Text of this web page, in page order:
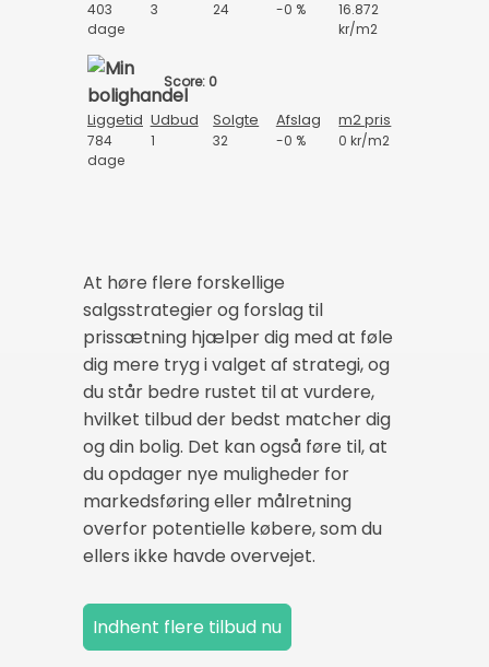
403
dage
3 24 -0 %
16.872
kr/m2
Score: 0
Liggetid Udbud Solgte Afslag m2 pris
784
dage
1 32 -0 % 0 kr/m2
At høre flere forskellige
salgsstrategier og forslag til
prissætning hjælper dig med at føle
dig mere tryg i valget af strategi, og
du står bedre rustet til at vurdere,
hvilket tilbud der bedst matcher dig
og din bolig. Det kan også føre til, at
du opdager nye muligheder for
markedsføring eller målretning
overfor potentielle købere, som du
ellers ikke havde overvejet.